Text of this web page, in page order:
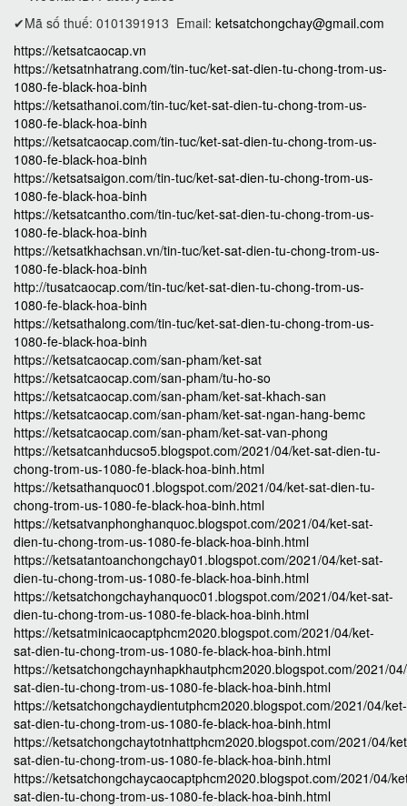
✔Mã số thuế: 0101391913 Email: ketsatchongchay@gmail.com
https://ketsatcaocap.vn
https://ketsatnhatrang.com/tin-tuc/ket-sat-dien-tu-chong-trom-us-
1080-fe-black-hoa-binh
https://ketsathanoi.com/tin-tuc/ket-sat-dien-tu-chong-trom-us-
1080-fe-black-hoa-binh
https://ketsatcaocap.com/tin-tuc/ket-sat-dien-tu-chong-trom-us-
1080-fe-black-hoa-binh
https://ketsatsaigon.com/tin-tuc/ket-sat-dien-tu-chong-trom-us-
1080-fe-black-hoa-binh
https://ketsatcantho.com/tin-tuc/ket-sat-dien-tu-chong-trom-us-
1080-fe-black-hoa-binh
https://ketsatkhachsan.vn/tin-tuc/ket-sat-dien-tu-chong-trom-us-
1080-fe-black-hoa-binh
http://tusatcaocap.com/tin-tuc/ket-sat-dien-tu-chong-trom-us-
1080-fe-black-hoa-binh
https://ketsathalong.com/tin-tuc/ket-sat-dien-tu-chong-trom-us-
1080-fe-black-hoa-binh
https://ketsatcaocap.com/san-pham/ket-sat
https://ketsatcaocap.com/san-pham/tu-ho-so
https://ketsatcaocap.com/san-pham/ket-sat-khach-san
https://ketsatcaocap.com/san-pham/ket-sat-ngan-hang-bemc
https://ketsatcaocap.com/san-pham/ket-sat-van-phong
https://ketsatcanhducso5.blogspot.com/2021/04/ket-sat-dien-tu-
chong-trom-us-1080-fe-black-hoa-binh.html
https://ketsathanquoc01.blogspot.com/2021/04/ket-sat-dien-tu-
chong-trom-us-1080-fe-black-hoa-binh.html
https://ketsatvanphonghanquoc.blogspot.com/2021/04/ket-sat-
dien-tu-chong-trom-us-1080-fe-black-hoa-binh.html
https://ketsatantoanchongchay01.blogspot.com/2021/04/ket-sat-
dien-tu-chong-trom-us-1080-fe-black-hoa-binh.html
https://ketsatchongchayhanquoc01.blogspot.com/2021/04/ket-sat-
dien-tu-chong-trom-us-1080-fe-black-hoa-binh.html
https://ketsatminicaocaptphcm2020.blogspot.com/2021/04/ket-
sat-dien-tu-chong-trom-us-1080-fe-black-hoa-binh.html
https://ketsatchongchaynhapkhautphcm2020.blogspot.com/2021/
sat-dien-tu-chong-trom-us-1080-fe-black-hoa-binh.html
https://ketsatchongchaydientutphcm2020.blogspot.com/2021/04/ket-
sat-dien-tu-chong-trom-us-1080-fe-black-hoa-binh.html
https://ketsatchongchaytotnhattphcm2020.blogspot.com/2021/04/
sat-dien-tu-chong-trom-us-1080-fe-black-hoa-binh.html
https://ketsatchongchaycaocaptphcm2020.blogspot.com/2021/04/
sat-dien-tu-chong-trom-us-1080-fe-black-hoa-binh.html